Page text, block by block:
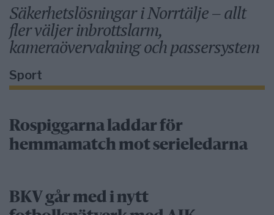
Säkerhetslösningar i Norrtälje – allt
fler väljer inbrottslarm,
kameraövervakning och passersystem
Sport
Rospiggarna laddar för
hemmamatch mot serieledarna
BKV går med i nytt